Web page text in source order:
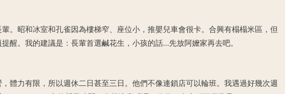
。昭和冰室和孔雀因為樓梯窄、座位小，推嬰兒車會很卡。合興有榻榻米區，但
醒。我的建議是：長輩首選鹹花生，小孩的話…先放阿嬤家再去吧。
體力有限，所以週休二日甚至三日。他們不像連鎖店可以輪班。我遇過好幾次週